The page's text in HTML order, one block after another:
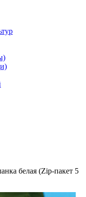
белая (Zip-пакет 5